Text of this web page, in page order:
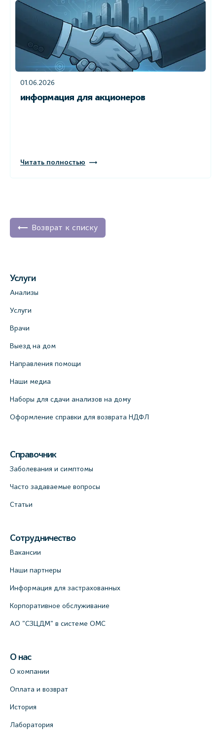
01.06.2026
информация для акционеров
Читать полностью
Возврат к списку
Услуги
Анализы
Услуги
Врачи
Выезд на дом
Направления помощи
Наши медиа
Наборы для сдачи анализов на дому
Оформление справки для возврата НДФЛ
Справочник
Заболевания и симптомы
Часто задаваемые вопросы
Статьи
Сотрудничество
Вакансии
Наши партнеры
Информация для застрахованных
Корпоративное обслуживание
АО "СЗЦДМ" в системе ОМС
О нас
О компании
Оплата и возврат
История
Лаборатория